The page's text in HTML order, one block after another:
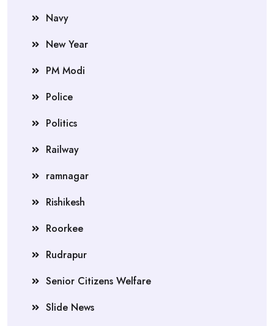
Navy
New Year
PM Modi
Police
Politics
Railway
ramnagar
Rishikesh
Roorkee
Rudrapur
Senior Citizens Welfare
Slide News